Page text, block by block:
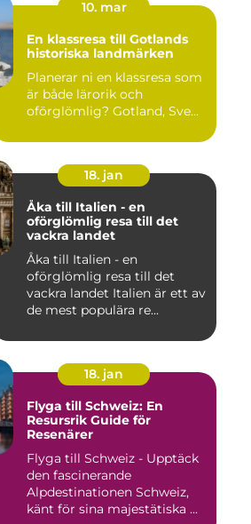
10. mar
En klassresa till Gotlands
historiska landmärken
Planerar ni en klassresa som
är både lärorik och
oförglömlig? Gotland, Sve...
18. jan
Åka till Italien - en
oförglömlig resa till det
vackra landet
Åka till Italien - en
oförglömlig resa till det
vackra landet Italien är ett av
de mest populära re...
18. jan
Flyga till Schweiz: En
Resursrik Guide för
Resenärer
Flyga till Schweiz - Upptäck
den fascinerande
Alpdestinationen Schweiz,
känt för sina majestätiska ...